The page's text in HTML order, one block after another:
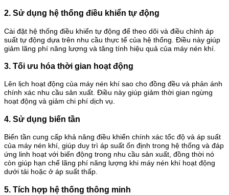
2. Sử dụng hệ thống điều khiển tự động
Cài đặt hệ thống điều khiển tự động để theo dõi và điều chỉnh áp
suất tự động dựa trên nhu cầu thực tế của hệ thống. Điều này giúp
giảm lãng phí năng lượng và tăng tính hiệu quả của máy nén khí.
3. Tối ưu hóa thời gian hoạt động
Lên lịch hoạt động của máy nén khí sao cho đồng đều và phản ánh
chính xác nhu cầu sản xuất. Điều này giúp giảm thời gian ngừng
hoạt động và giảm chi phí dịch vụ.
4. Sử dụng biến tần
Biến tần cung cấp khả năng điều khiển chính xác tốc độ và áp suất
của máy nén khí, giúp duy trì áp suất ổn định trong hệ thống và đáp
ứng linh hoạt với biến động trong nhu cầu sản xuất, đồng thời nó
còn giúp hạn chế lãng phí năng lượng khi máy nén khí hoạt động
dưới tải hoặc ở áp suất thấp.
5. Tích hợp hệ thống thông minh